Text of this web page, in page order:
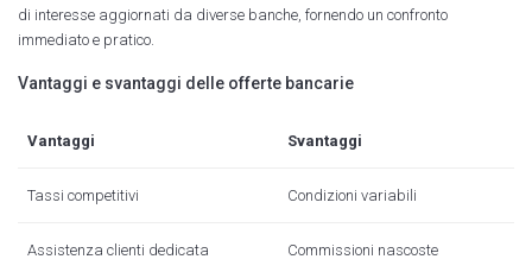
di interesse aggiornati da diverse banche, fornendo un confronto
immediato e pratico.
Vantaggi e svantaggi delle offerte bancarie
Vantaggi Svantaggi
Tassi competitivi Condizioni variabili
Assistenza clienti dedicata Commissioni nascoste